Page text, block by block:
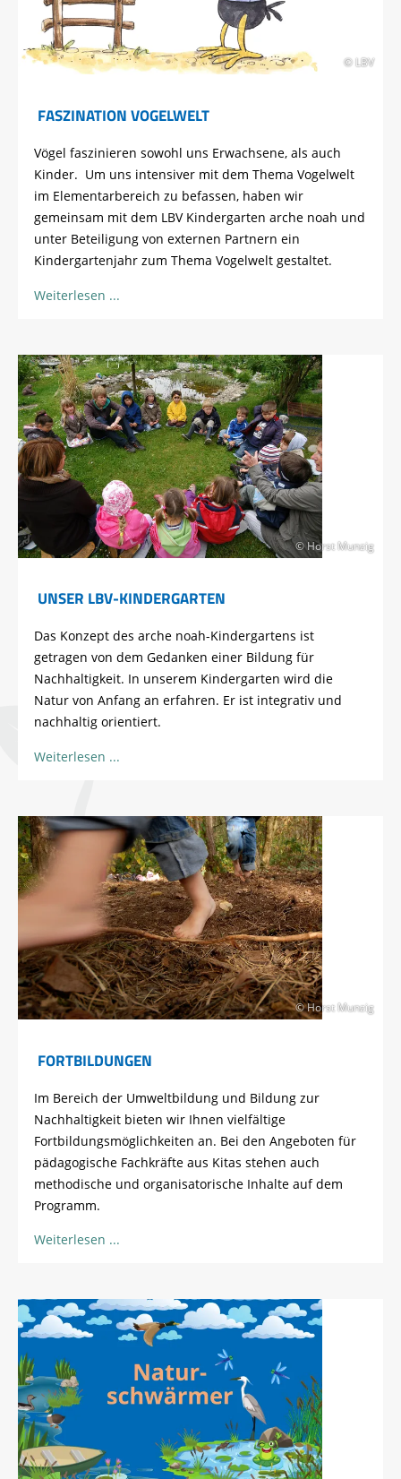
© LBV
FASZINATION VOGELWELT
Vögel faszinieren sowohl uns Erwachsene, als auch
Kinder. Um uns intensiver mit dem Thema Vogelwelt
im Elementarbereich zu befassen, haben wir
gemeinsam mit dem LBV Kindergarten arche noah und
unter Beteiligung von externen Partnern ein
Kindergartenjahr zum Thema Vogelwelt gestaltet.
Weiterlesen
© Horst Munzig
UNSER LBV-KINDERGARTEN
Das Konzept des arche noah-Kindergartens ist
getragen von dem Gedanken einer Bildung für
Nachhaltigkeit. In unserem Kindergarten wird die
Natur von Anfang an erfahren. Er ist integrativ und
nachhaltig orientiert.
Weiterlesen
© Horst Munzig
FORTBILDUNGEN
Im Bereich der Umweltbildung und Bildung zur
Nachhaltigkeit bieten wir Ihnen vielfältige
Fortbildungsmöglichkeiten an. Bei den Angeboten für
pädagogische Fachkräfte aus Kitas stehen auch
methodische und organisatorische Inhalte auf dem
Programm.
Weiterlesen